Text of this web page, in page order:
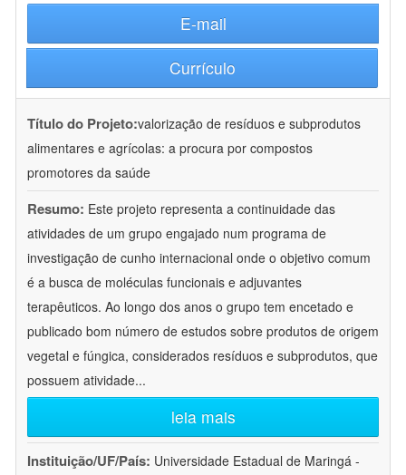
E-mail
Currículo
Título do Projeto:valorização de resíduos e subprodutos
alimentares e agrícolas: a procura por compostos
promotores da saúde
Resumo: Este projeto representa a continuidade das
atividades de um grupo engajado num programa de
investigação de cunho internacional onde o objetivo comum
é a busca de moléculas funcionais e adjuvantes
terapêuticos. Ao longo dos anos o grupo tem encetado e
publicado bom número de estudos sobre produtos de origem
vegetal e fúngica, considerados resíduos e subprodutos, que
possuem atividade...
leia mais
Instituição/UF/País: Universidade Estadual de Maringá -